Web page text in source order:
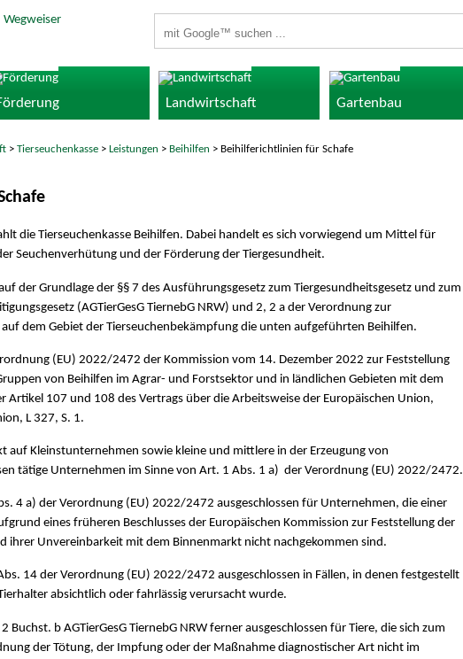
Wegweiser
Landwirtschaft Gartenbau
>Tierseuchenkasse >Leistungen > Beihilfen > Beihilferichtlinien für Schafe
die Tierseuchenkasse Beihilfen. Dabei handelt es sich vorwiegend um Mittel für
Seuchenverhütung und der Förderung der Tiergesundheit.
der Grundlage der §§ 7 des Ausführungsgesetz zum Tiergesundheitsgesetz und zum
(AGTierGesG TiernebG NRW) und 2, 2 a der Verordnung zur
dem Gebiet der Tierseuchenbekämpfung die unten aufgeführten Beihilfen.
(EU) 2022/2472 der Kommission vom 14. Dezember 2022 zur Feststellung
von Beihilfen im Agrar- und Forstsektor und in ländlichen Gebieten mit dem
Artikel 107 und 108 des Vertrags über die Arbeitsweise der Europäischen Union,
L 327, S. 1.
auf Kleinstunternehmen sowie kleine und mittlere in der Erzeugung von
tätige Unternehmen im Sinne von Art. 1 Abs. 1 a) der Verordnung (EU) 2022/2472.
4 a) der Verordnung (EU) 2022/2472 ausgeschlossen für Unternehmen, die einer
eines früheren Beschlusses der Europäischen Kommission zur Feststellung der
ihrer Unvereinbarkeit mit dem Binnenmarkt nicht nachgekommen sind.
14 der Verordnung (EU) 2022/2472 ausgeschlossen in Fällen, in denen festgestellt
absichtlich oder fahrlässig verursacht wurde.
Buchst. b AGTierGesG TiernebG NRW ferner ausgeschlossen für Tiere, die sich zum
der Tötung, der Impfung oder der Maßnahme diagnostischer Art nicht im